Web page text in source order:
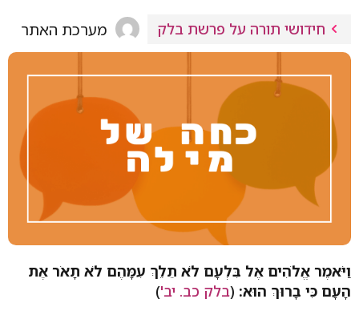
חידושי תורה על פרשת בלק מערכת האתר
וַיֹּאמֶר אֱלֹהִים אֶל בִּלְעָם לֹא תֵלֵךְ עִמָּהֶם לֹא תָאֹר אֶת
הָעָם כִּי בָרוּךְ הוּא: (בלק כב. יב')